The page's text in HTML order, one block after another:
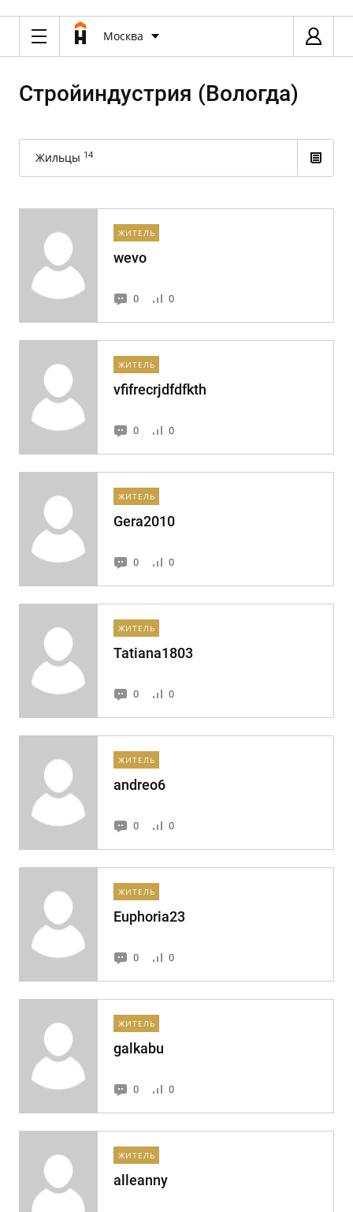
Москва
Стройиндустрия (Вологда)
Жильцы 14
ЖИТЕЛЬ
wevo
0 0
ЖИТЕЛЬ
vfifrecrjdfdfkth
0 0
ЖИТЕЛЬ
Gera2010
0 0
ЖИТЕЛЬ
Tatiana1803
0 0
ЖИТЕЛЬ
andreo6
0 0
ЖИТЕЛЬ
Euphoria23
0 0
ЖИТЕЛЬ
galkabu
0 0
ЖИТЕЛЬ
alleanny